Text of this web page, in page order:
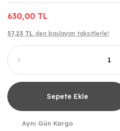
630,00 TL
57,23 TL den başlayan taksitlerle!
Sepete Ekle
Aynı Gün Kargo